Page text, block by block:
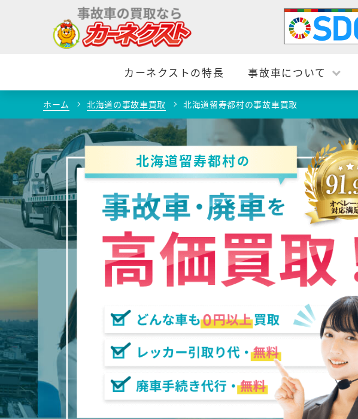
カーネクストの特長 事故車について
ホーム 北海道の事故車買取 北海道留寿都村の事故車買取
北海道留寿都村の